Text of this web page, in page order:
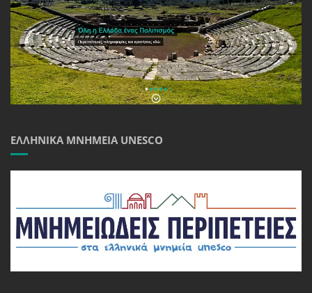
ΕΛΛΗΝΙΚΆ ΜΝΗΜΕΊΑ UNESCO